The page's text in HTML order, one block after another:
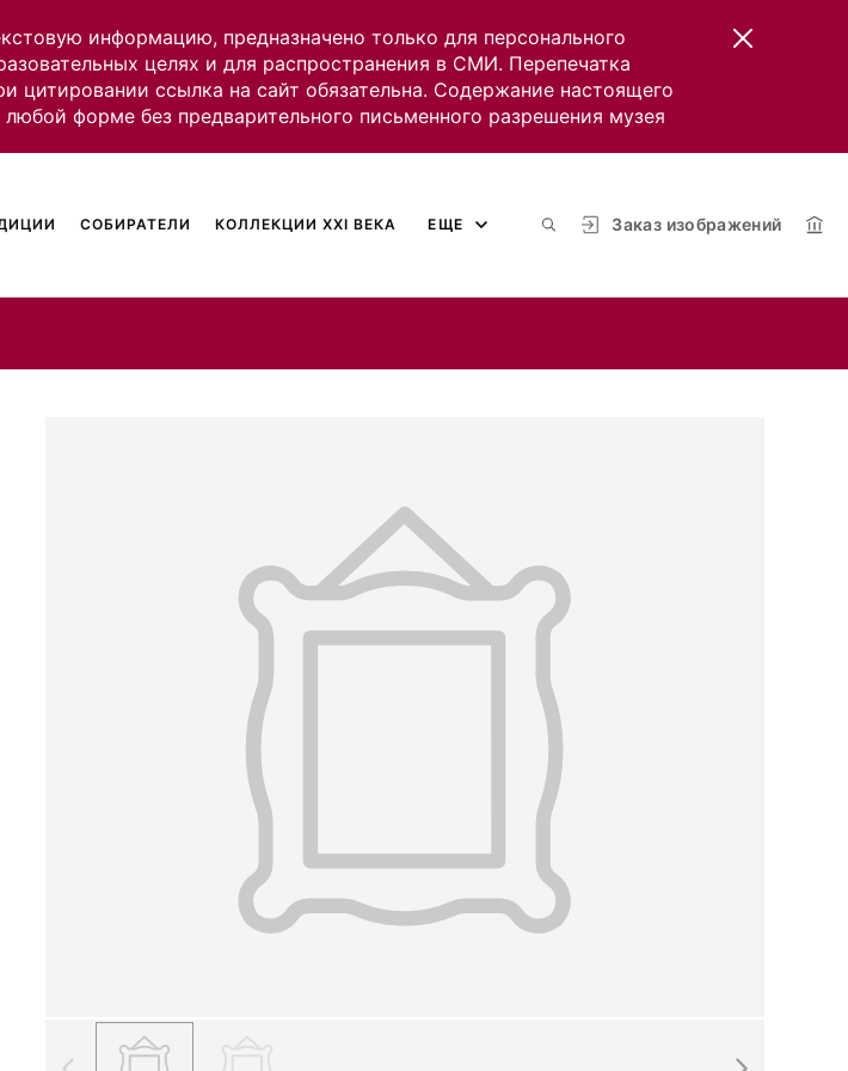
информацию, предназначено только для персонального
целях и для распространения в СМИ. Перепечатка
цитировании ссылка на сайт обязательна. Содержание настоящего
форме без предварительного письменного разрешения музея
Заказ изображений
СОБИРАТЕЛИ КОЛЛЕКЦИИ XXI ВЕКА ЕЩЕ